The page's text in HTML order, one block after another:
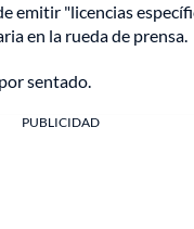
emitir "licencias
en la rueda de prensa.
sentado.
PUBLICIDAD